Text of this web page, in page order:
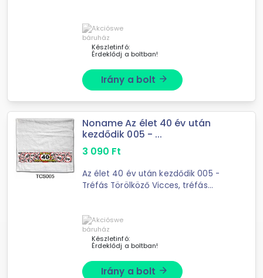
pamut
Készletinfó:
Érdeklődj a boltban!
Irány a bolt arrow_forward
Noname Az élet 40 év után
kezdődik 005 - ...
3 090 Ft
Az élet 40 év után kezdődik 005 -
Tréfás Törölköző Vicces, tréfás
pamut
Készletinfó:
Érdeklődj a boltban!
Irány a bolt arrow_forward